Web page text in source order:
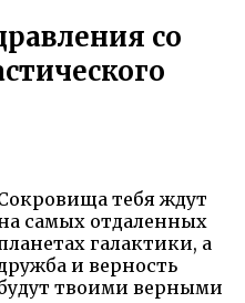
со
тебя ждут
самых отдаленных
галактики, а
и верность
твоими верными